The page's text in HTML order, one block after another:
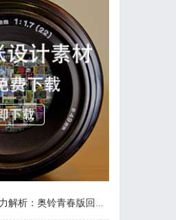
春版回本关键因素与高潜力车型介绍